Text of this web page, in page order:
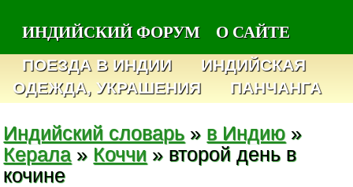
ИНДИЙСКИЙ ФОРУМ
О САЙТЕ
ПОЕЗДА В ИНДИИ
ИНДИЙСКАЯ
ОДЕЖДА, УКРАШЕНИЯ
ПАНЧАНГА
Индийский словарь » в Индию »
Керала » Коччи » второй день в
кочине